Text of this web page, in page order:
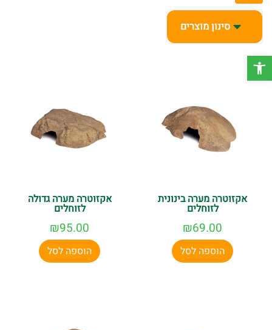
פתח סרגל נגישות
סינון מוצרים
אקזוטרה מערה בינונית
לזוחלים
₪69.00
הוספה לסל
אקזוטרה מערה גדולה
לזוחלים
₪95.00
הוספה לסל